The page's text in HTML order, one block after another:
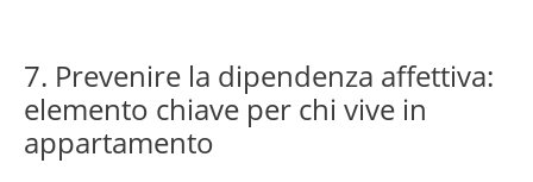
7. Prevenire la dipendenza affettiva:
elemento chiave per chi vive in
appartamento